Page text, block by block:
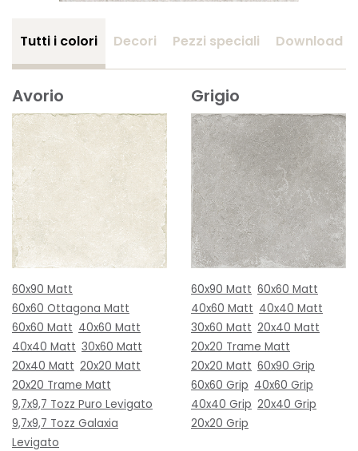
Tutti i colori Decori Pezzi speciali Download
Avorio
60x90 Matt
60x60 Ottagona Matt
60x60 Matt 40x60 Matt
40x40 Matt 30x60 Matt
20x40 Matt 20x20 Matt
20x20 Trame Matt
9,7x9,7 Tozz Puro Levigato
9,7x9,7 Tozz Galaxia
Levigato
Grigio
60x90 Matt 60x60 Matt
40x60 Matt 40x40 Matt
30x60 Matt 20x40 Matt
20x20 Trame Matt
20x20 Matt 60x90 Grip
60x60 Grip 40x60 Grip
40x40 Grip 20x40 Grip
20x20 Grip